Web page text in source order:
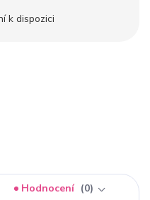
k dispozici
Hodnocení
0